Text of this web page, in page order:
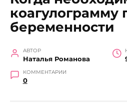
коагулограмму
беременности
АВТОР
Наталья Романова
КОММЕНТАРИИ
0